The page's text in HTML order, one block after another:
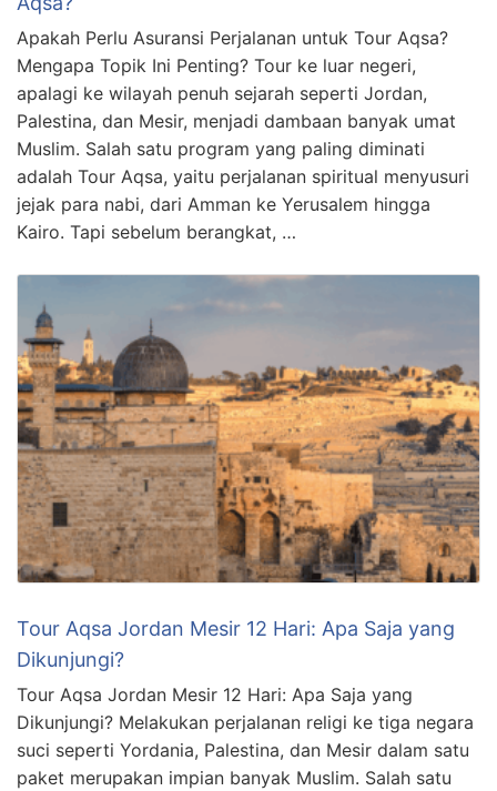
Apakah Perlu Asuransi Perjalanan untuk Tour Aqsa?
Mengapa Topik Ini Penting? Tour ke luar negeri,
apalagi ke wilayah penuh sejarah seperti Jordan,
Palestina, dan Mesir, menjadi dambaan banyak umat
Muslim. Salah satu program yang paling diminati
adalah Tour Aqsa, yaitu perjalanan spiritual menyusuri
jejak para nabi, dari Amman ke Yerusalem hingga
Kairo. Tapi sebelum berangkat, …
Tour Aqsa Jordan Mesir 12 Hari: Apa Saja yang
Dikunjungi?
Tour Aqsa Jordan Mesir 12 Hari: Apa Saja yang
Dikunjungi? Melakukan perjalanan religi ke tiga negara
suci seperti Yordania, Palestina, dan Mesir dalam satu
paket merupakan impian banyak Muslim. Salah satu